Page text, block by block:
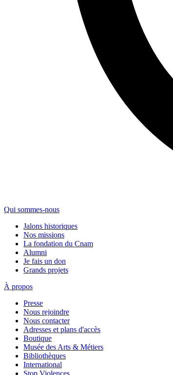
Qui sommes-nous
Jalons historiques
Nos missions
La fondation du Cnam
Alumni
Je fais un don
Grands projets
À propos
Presse
Nous rejoindre
Nous contacter
Adresses et plans d'accès
Boutique
Musée des Arts & Métiers
Bibliothèques
International
Stop Violences